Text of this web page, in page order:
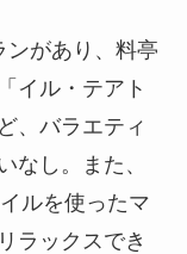
ンがあり、料亭
イル・テアト
、バラエティ
なし。また、
ルを使ったマ
ラックスでき